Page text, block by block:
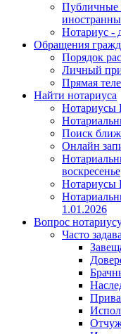
Публичные
Нотариус -
Обращения
Порядок
Личный
Прямая
Найти нотариуса
Нотариусы
Поиск
Онлайн
воскресенье
Нотариусы
1.01.2026
Вопрос
Часто